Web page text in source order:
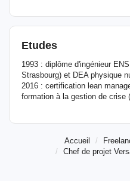
Etudes
1993 : diplôme d'ingénieur
Strasbourg) et DEA physique
2016 : certification lean
formation à la gestion de crise
Accueil
Chef de projet